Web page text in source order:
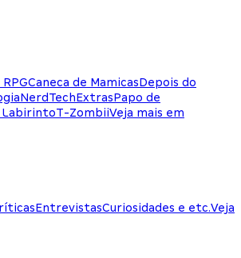
Caneca de MamicasDepois do
NerdTechExtrasPapo de
LabirintoT-ZombiiVeja mais em
EntrevistasCuriosidades e etc.Veja